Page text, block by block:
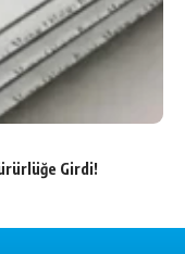
Girdi!